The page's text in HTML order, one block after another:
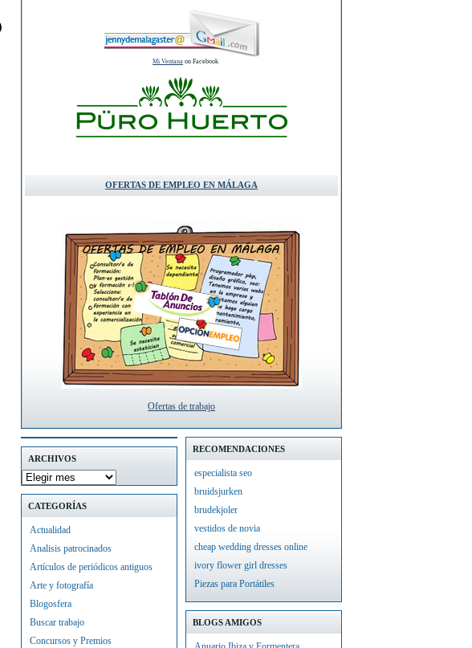
Mi Ventana on Facebook
OFERTAS DE EMPLEO EN MÁLAGA
Ofertas de trabajo
ARCHIVOS
CATEGORÍAS
Actualidad
Analisis patrocinados
Artículos de periódicos antiguos
Arte y fotografía
Blogosfera
Buscar trabajo
Concursos y Premios
RECOMENDACIONES
especialista seo
bruidsjurken
brudekjoler
vestidos de novia
cheap wedding dresses online
ivory flower girl dresses
Piezas para Portátiles
BLOGS AMIGOS